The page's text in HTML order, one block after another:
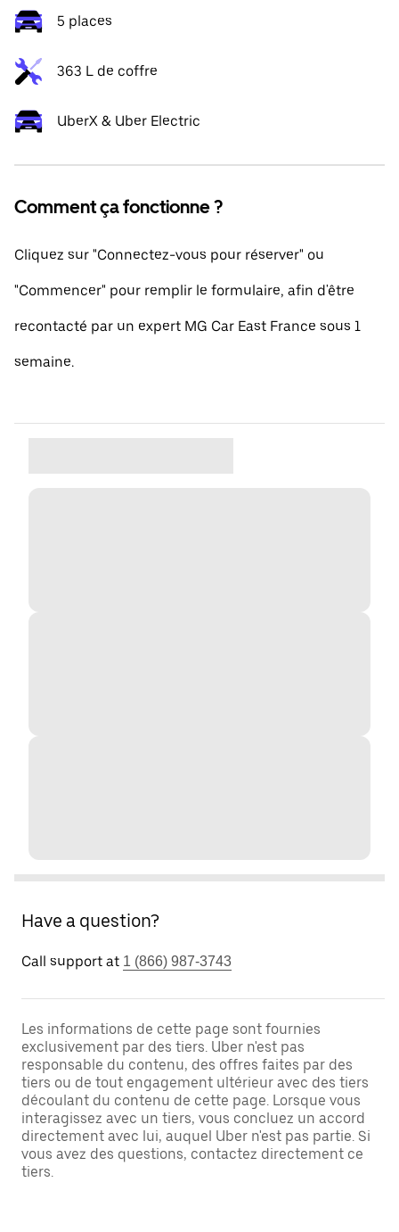
5 places
363 L de coffre
UberX & Uber Electric
Comment ça fonctionne ?
Cliquez sur "Connectez-vous pour réserver" ou
"Commencer" pour remplir le formulaire, afin d'être
recontacté par un expert MG Car East France sous 1
semaine.
Have a question?
Call support at 1 (866) 987-3743
Les informations de cette page sont fournies
exclusivement par des tiers. Uber n'est pas
responsable du contenu, des offres faites par des
tiers ou de tout engagement ultérieur avec des tiers
découlant du contenu de cette page. Lorsque vous
interagissez avec un tiers, vous concluez un accord
directement avec lui, auquel Uber n'est pas partie. Si
vous avez des questions, contactez directement ce
tiers.